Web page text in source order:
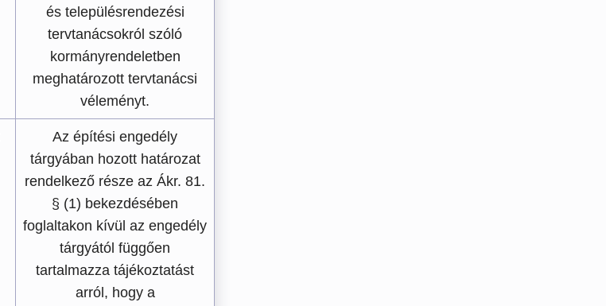
és településrendezési
tervtanácsokról szóló
kormányrendeletben
meghatározott tervtanácsi
véleményt.
Az építési engedély
tárgyában hozott határozat
rendelkező része az Ákr. 81.
§ (1) bekezdésében
foglaltakon kívül az engedély
tárgyától függően
tartalmazza tájékoztatást
arról, hogy a